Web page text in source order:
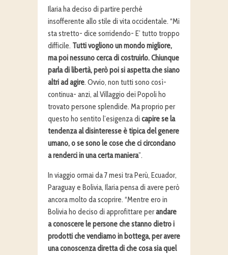
Ilaria ha deciso di partire perché
insofferente allo stile di vita occidentale. “Mi
sta stretto- dice sorridendo- E’ tutto troppo
difficile. Tutti vogliono un mondo migliore,
ma poi nessuno cerca di costruirlo. Chiunque
parla di libertà, però poi si aspetta che siano
altri ad agire. Ovvio, non tutti sono così-
continua- anzi, al Villaggio dei Popoli ho
trovato persone splendide. Ma proprio per
questo ho sentito l’esigenza di capire se la
tendenza al disinteresse è tipica del genere
umano, o se sono le cose che ci circondano
a renderci in una certa maniera”.
In viaggio ormai da 7 mesi tra Perù, Ecuador,
Paraguay e Bolivia, Ilaria pensa di avere però
ancora molto da scoprire. “Mentre ero in
Bolivia ho deciso di approfittare perandare
a conoscere le persone che stanno dietro i
prodotti che vendiamo in bottega, per avere
una conoscenza diretta di che cosa sia quel